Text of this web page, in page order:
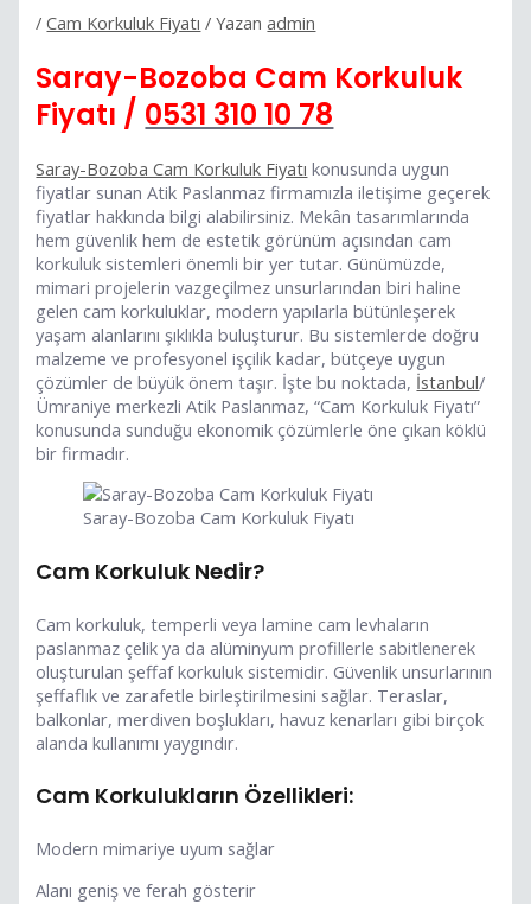
/Cam Korkuluk Fiyatı / Yazan admin
Saray-Bozoba Cam Korkuluk
Fiyatı / 0531 310 10 78
Saray-Bozoba Cam Korkuluk Fiyatı konusunda uygun
fiyatlar sunan Atik Paslanmaz firmamızla iletişime geçerek
fiyatlar hakkında bilgi alabilirsiniz. Mekân tasarımlarında
hem güvenlik hem de estetik görünüm açısından cam
korkuluk sistemleri önemli bir yer tutar. Günümüzde,
mimari projelerin vazgeçilmez unsurlarından biri haline
gelen cam korkuluklar, modern yapılarla bütünleşerek
yaşam alanlarını şıklıkla buluşturur. Bu sistemlerde doğru
malzeme ve profesyonel işçilik kadar, bütçeye uygun
çözümler de büyük önem taşır. İşte bu noktada, İstanbul/
Ümraniye merkezli Atik Paslanmaz, “Cam Korkuluk Fiyatı”
konusunda sunduğu ekonomik çözümlerle öne çıkan köklü
bir firmadır.
Saray-Bozoba Cam Korkuluk Fiyatı
Cam Korkuluk Nedir?
Cam korkuluk, temperli veya lamine cam levhaların
paslanmaz çelik ya da alüminyum profillerle sabitlenerek
oluşturulan şeffaf korkuluk sistemidir. Güvenlik unsurlarının
şeffaflık ve zarafetle birleştirilmesini sağlar. Teraslar,
balkonlar, merdiven boşlukları, havuz kenarları gibi birçok
alanda kullanımı yaygındır.
Cam Korkulukların Özellikleri:
Modern mimariye uyum sağlar
Alanı geniş ve ferah gösterir